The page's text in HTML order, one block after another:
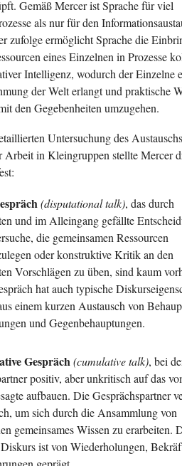
Gemäß Mercer ist Sprache für viel
als nur für den
zufolge ermöglicht Sprache die
eines Einzelnen in Prozesse
Intelligenz, wodurch der Einzelne
der Welt erlangt und praktische
den Gegebenheiten umzugehen.
Untersuchung des
Arbeit in Kleingruppen stellte Mercer
(disputational talk), das durch
und im Alleingang gefällte
die gemeinsamen Ressourcen
oder konstruktive Kritik an den
Vorschlägen zu üben, sind kaum
hat auch typische
einem kurzen Austausch von
und Gegenbehauptungen.
Gespräch (cumulative talk), bei
positiv, aber unkritisch auf das
aufbauen. Die Gesprächspartner
um sich durch die Ansammlung von
gemeinsames Wissen zu erarbeiten.
ist von Wiederholungen,